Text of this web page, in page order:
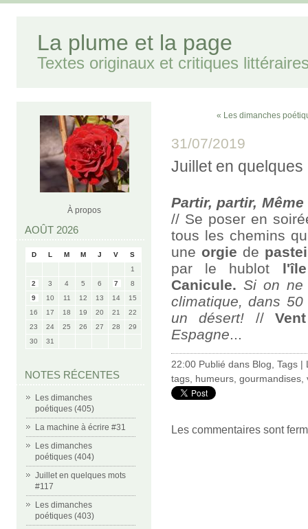
La plume et la page
Textes originaux et critiques
À propos
AOÛT 2026
D L M M J V
S
1
2
3 4 5 6 7
8
9
10 11 12 13 14
15
16
17 18 19 20 21
22
23
24 25 26 27 28
29
30
31
NOTES RÉCENTES
Les dimanches
poétiques (405)
La machine à écrire #31
Les dimanches
poétiques (404)
Juillet en quelques mots
#117
Les dimanches
poétiques (403)
« Les dimanches
31/07/2019
Juillet en quelques
Partir, partir,
// Se poser en
tous les chemins
uneorgie de
par le hublot
Canicule. Si on ne
climatique, dans
un désert! //
Espagne...
22:00 Publié dans Blog Tags |
tags humeurs gourmandises
Les commentaires sont